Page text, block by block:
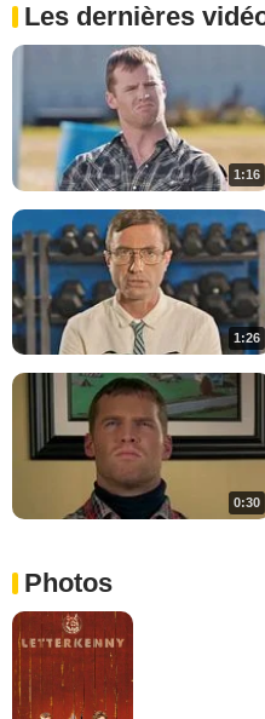
Les dernières
1:16
1:26
0:30
Photos